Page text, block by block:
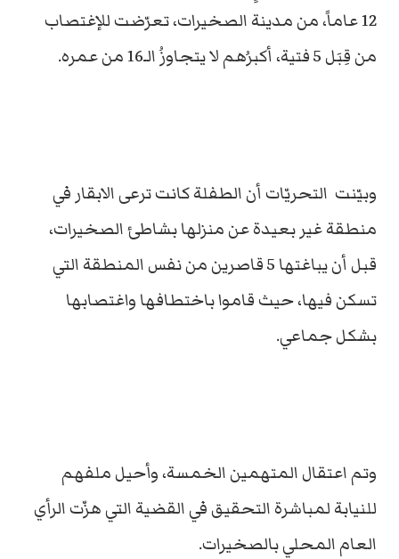
12 عاماً، من مدينة الصخيرات، تعرّضت للإغتصاب
من قِبَل 5 فتية، أكبرُهم لا يتجاوزُ الـ16 من عمره.
وبيّنت التحريّات أن الطفلة كانت ترعى الابقار في
منطقة غير بعيدة عن منزلها بشاطئ الصخيرات،
قبل أن يباغتها 5 قاصرين من نفس المنطقة التي
تسكن فيها، حيث قاموا باختطافها واغتصابها
بشكل جماعي.
وتم اعتقال المتهمين الخمسة، وأحيل ملفهم
للنيابة لمباشرة التحقيق في القضية التي هزّت الرأي
العام المحلي بالصخيرات.